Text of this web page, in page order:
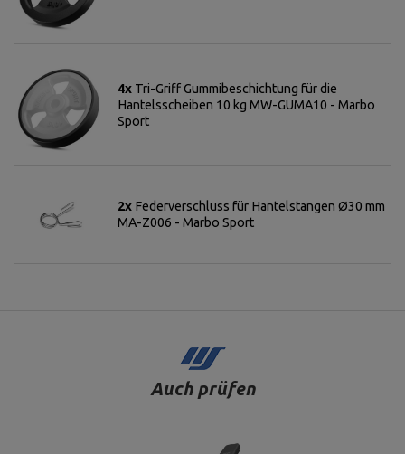
4x Tri-Griff Gummibeschichtung für die
Hantelsscheiben 10 kg MW-GUMA10 - Marbo
Sport
2x Federverschluss für Hantelstangen Ø30 mm
MA-Z006 - Marbo Sport
Auch prüfen